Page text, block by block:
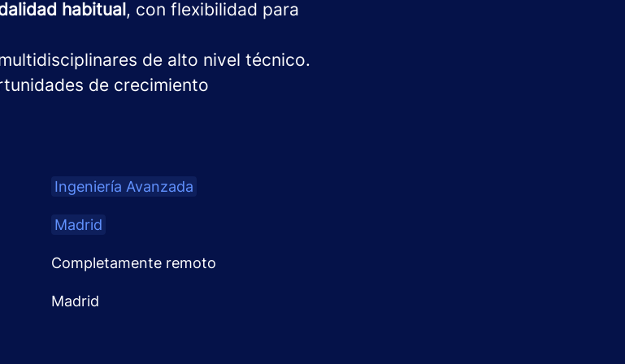
habitual, con flexibilidad para
de alto nivel técnico.
de crecimiento
Ingeniería Avanzada
Madrid
Completamente remoto
Madrid